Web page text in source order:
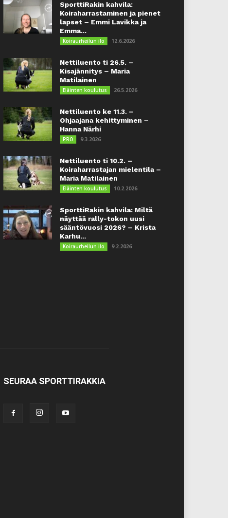
SporttiRakin kahvila:
Koiraharrastaminen ja pienet
lapset – Emmi Lavikka ja
Emma...
Koiraurheilun ilo 12.6.2026
Nettiluento ti 26.5. –
Kisajännitys – Maria
Matilainen
Eläinten koulutus 26.5.2026
Nettiluento ke 11.3. –
Ohjaajana kehittyminen –
Hanna Närhi
PRO 9.3.2026
Nettiluento ti 10.2. –
Koiraharrastajan mielentila –
Maria Matilainen
Eläinten koulutus 10.2.2026
SporttiRakin kahvila: Miltä
näyttää rally-tokon uusi
sääntövuosi 2026? – Krista
Karhu...
Koiraurheilun ilo 9.2.2026
SEURAA SPORTTIRAKKIA